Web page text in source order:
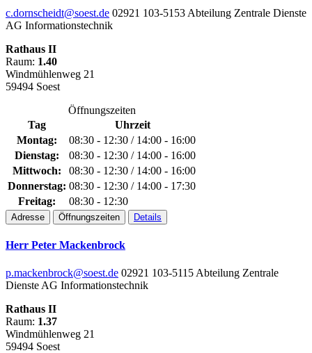
c.dornscheidt@soest.de 02921 103-5153 Abteilung Zentrale Dienste
AG Informationstechnik
Rathaus II
Raum: 1.40
Windmühlenweg 21
59494 Soest
Öffnungszeiten
Tag
Uhrzeit
Montag:
08:30 - 12:30 / 14:00 - 16:00
Dienstag:
08:30 - 12:30 / 14:00 - 16:00
Mittwoch:
08:30 - 12:30 / 14:00 - 16:00
Donnerstag: 08:30 - 12:30 / 14:00 - 17:30
Freitag:
08:30 - 12:30
Adresse Öffnungszeiten Details
Herr Peter Mackenbrock
p.mackenbrock@soest.de 02921 103-5115 Abteilung Zentrale
Dienste AG Informationstechnik
Rathaus II
Raum: 1.37
Windmühlenweg 21
59494 Soest